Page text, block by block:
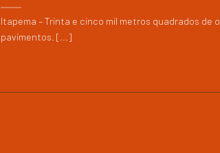
Itapema – Trinta e cinco mil metros quadrados de
pavimentos. [...]